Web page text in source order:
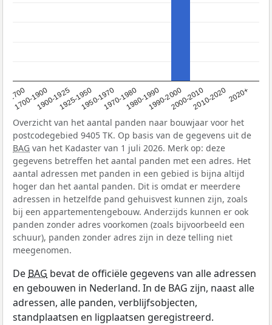
<1700
1700-19001900-19251925-19501950-19701970-19801980-19901990-20002000-20102010-20202020+
Overzicht van het aantal panden naar bouwjaar voor het
postcodegebied 9405 TK. Op basis van de gegevens uit de
BAG van het Kadaster van 1 juli 2026. Merk op: deze
gegevens betreffen het aantal panden met een adres. Het
aantal adressen met panden in een gebied is bijna altijd
hoger dan het aantal panden. Dit is omdat er meerdere
adressen in hetzelfde pand gehuisvest kunnen zijn, zoals
bij een appartementengebouw. Anderzijds kunnen er ook
panden zonder adres voorkomen (zoals bijvoorbeeld een
schuur), panden zonder adres zijn in deze telling niet
meegenomen.
De BAG bevat de officiële gegevens van alle adressen
en gebouwen in Nederland. In de BAG zijn, naast alle
adressen, alle panden, verblijfsobjecten,
standplaatsen en ligplaatsen geregistreerd.